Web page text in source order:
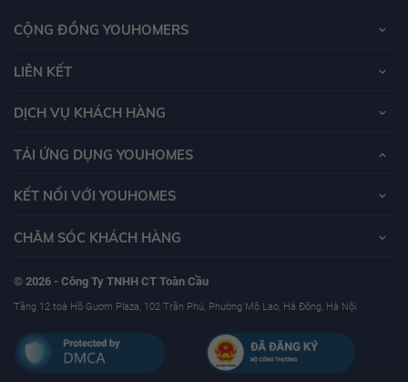
CỘNG ĐỒNG YOUHOMERS
LIÊN KẾT
DỊCH VỤ KHÁCH HÀNG
TẢI ỨNG DỤNG YOUHOMES
KẾT NỐI VỚI YOUHOMES
CHĂM SÓC KHÁCH HÀNG
© 2026 - Công Ty TNHH CT Toàn Cầu
Tầng 12 toà Hồ Gươm Plaza, 102 Trần Phú, Phường Mộ Lao, Hà Đông, Hà Nội